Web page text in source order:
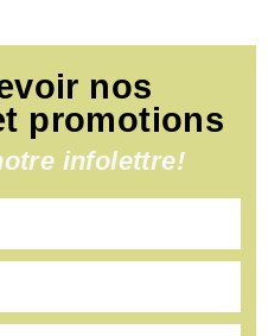
nos
promotions
infolettre!